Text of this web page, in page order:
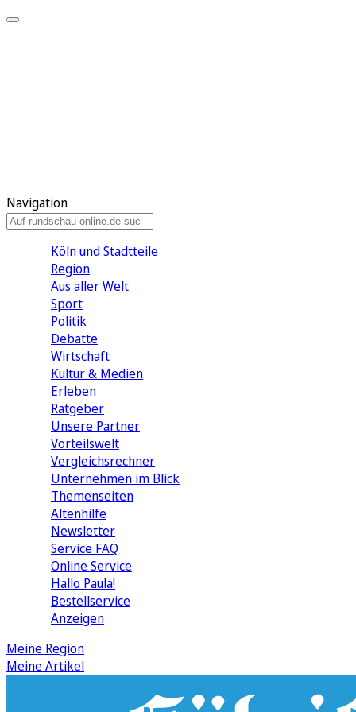
Navigation
Köln und Stadtteile
Region
Aus aller Welt
Sport
Politik
Debatte
Wirtschaft
Kultur & Medien
Erleben
Ratgeber
Unsere Partner
Vorteilswelt
Vergleichsrechner
Unternehmen im Blick
Themenseiten
Altenhilfe
Newsletter
Service FAQ
Online Service
Hallo Paula!
Bestellservice
Anzeigen
Meine Region
Meine Artikel